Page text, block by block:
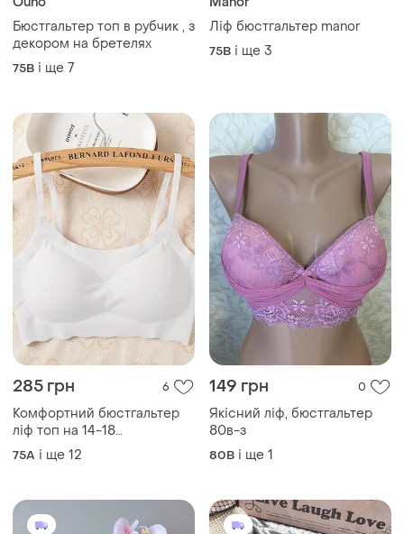
Комфортний бюстгальтер
ліф топ на 14-18
британський розмір
75A і ще 12
149 грн 0
Якісний ліф, бюстгальтер
80в-з
80B і ще 1